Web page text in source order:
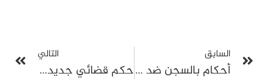
السابق
أحكام بالسجن ضد صُنّاع محتوى في تونس
التالي
حكم قضائي جديد على العياشي زمال يُرفّع مجموع عقوباته إلى 35 سنة سجنًا